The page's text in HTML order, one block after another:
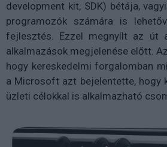
development kit, SDK) bétája,
programozók számára is
fejlesztés. Ezzel megnyílt az út
alkalmazások megjelenése előtt.
hogy kereskedelmi forgalomban
a Microsoft azt bejelentette, hogy
üzleti célokkal is alkalmazható